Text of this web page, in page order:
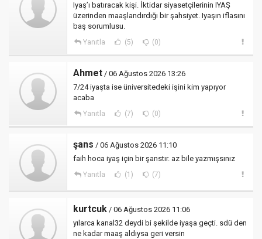
Iyaş’ı batıracak kişi. İktidar siyasetçilerinin IYAŞ
üzerinden maaşlandırdığı bir şahsiyet. Iyaşın iflasını
baş sorumlusu.
Yanıtla (5) (0)
Ahmet / 06 Ağustos 2026 13:26
7/24 iyaşta ise üniversitedeki işini kim yapıyor
acaba
Yanıtla (7) (0)
şans / 06 Ağustos 2026 11:10
faih hoca iyaş için bir şanstır. az bile yazmışsınız
Yanıtla (1) (7)
kurtcuk / 06 Ağustos 2026 11:06
yılarca kanal32 deydi bi şekilde iyaşa geçti. sdü den
ne kadar maaş aldıysa geri versin